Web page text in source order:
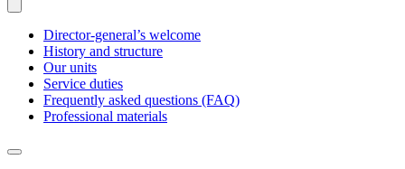
Director-general’s welcome
History and structure
Our units
Service duties
Frequently asked questions (FAQ)
Professional materials